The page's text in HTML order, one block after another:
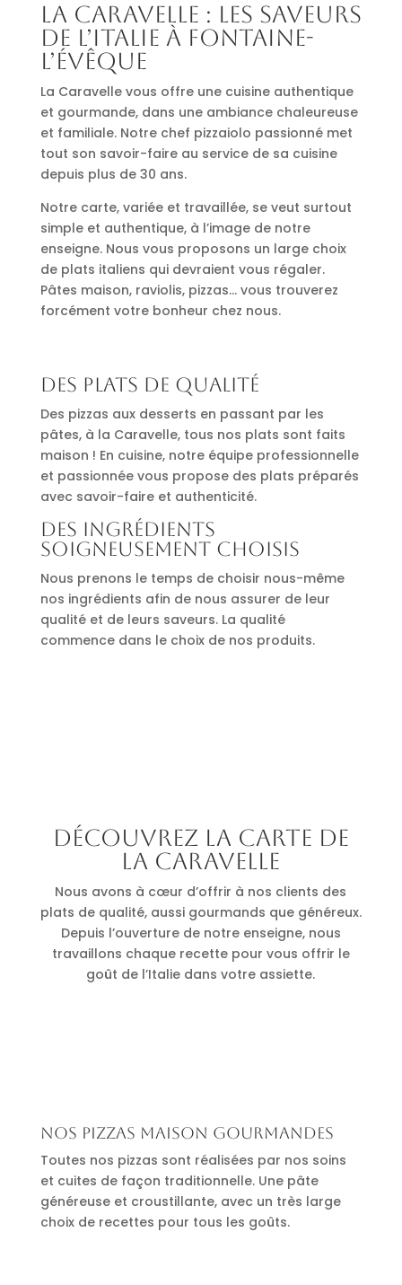
La Caravelle : les saveurs
de l’Italie à Fontaine-
l’Évêque
La Caravelle vous offre une cuisine authentique
et gourmande, dans une ambiance chaleureuse
et familiale. Notre chef pizzaiolo passionné met
tout son savoir-faire au service de sa cuisine
depuis plus de 30 ans.
Notre carte, variée et travaillée, se veut surtout
simple et authentique, à l’image de notre
enseigne. Nous vous proposons un large choix
de plats italiens qui devraient vous régaler.
Pâtes maison, raviolis, pizzas… vous trouverez
forcément votre bonheur chez nous.
Des plats de qualité
Des pizzas aux desserts en passant par les
pâtes, à la Caravelle, tous nos plats sont faits
maison ! En cuisine, notre équipe professionnelle
et passionnée vous propose des plats préparés
avec savoir-faire et authenticité.
Des ingrédients
soigneusement choisis
Nous prenons le temps de choisir nous-même
nos ingrédients afin de nous assurer de leur
qualité et de leurs saveurs. La qualité
commence dans le choix de nos produits.
Découvrez la carte de
La Caravelle
Nous avons à cœur d’offrir à nos clients des
plats de qualité, aussi gourmands que généreux.
Depuis l’ouverture de notre enseigne, nous
travaillons chaque recette pour vous offrir le
goût de l’Italie dans votre assiette.
Nos pizzas maison gourmandes
Toutes nos pizzas sont réalisées par nos soins
et cuites de façon traditionnelle. Une pâte
généreuse et croustillante, avec un très large
choix de recettes pour tous les goûts.